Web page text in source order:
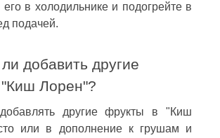
его в холодильнике и подогрейте в
подачей.
добавить другие
Лорен"?
другие фрукты в "Киш
или в дополнение к грушам и